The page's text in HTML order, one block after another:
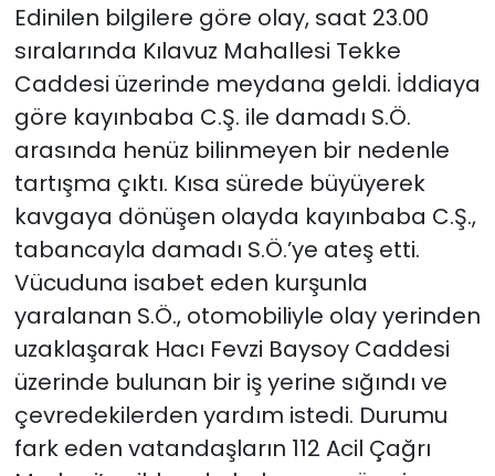
Edinilen bilgilere göre olay, saat 23.00
sıralarında Kılavuz Mahallesi Tekke
Caddesi üzerinde meydana geldi. İddiaya
göre kayınbaba C.Ş. ile damadı S.Ö.
arasında henüz bilinmeyen bir nedenle
tartışma çıktı. Kısa sürede büyüyerek
kavgaya dönüşen olayda kayınbaba C.Ş.,
tabancayla damadı S.Ö.’ye ateş etti.
Vücuduna isabet eden kurşunla
yaralanan S.Ö., otomobiliyle olay yerinden
uzaklaşarak Hacı Fevzi Baysoy Caddesi
üzerinde bulunan bir iş yerine sığındı ve
çevredekilerden yardım istedi. Durumu
fark eden vatandaşların 112 Acil Çağrı